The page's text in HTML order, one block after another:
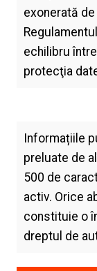
exonerată
echilibru
protecţia
Informațiile
preluate de
500 de
activ. Orice
constituie o
dreptul de